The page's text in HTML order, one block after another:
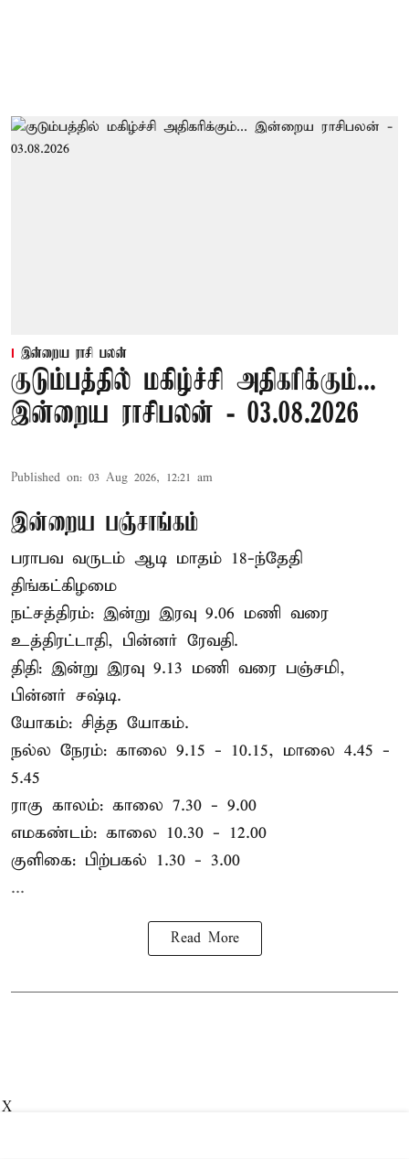
இன்றைய ராசி பலன்
குடும்பத்தில் மகிழ்ச்சி அதிகரிக்கும்...
இன்றைய ராசிபலன் - 03.08.2026
Published on: 03 Aug 2026, 12:21 am
இன்றைய பஞ்சாங்கம்
பராபவ வருடம் ஆடி மாதம் 18-ந்தேதி
திங்கட்கிழமை
நட்சத்திரம்: இன்று இரவு 9.06 மணி வரை
உத்திரட்டாதி, பின்னர் ரேவதி.
திதி: இன்று இரவு 9.13 மணி வரை பஞ்சமி,
பின்னர் சஷ்டி.
யோகம்: சித்த யோகம்.
நல்ல நேரம்: காலை 9.15 - 10.15, மாலை 4.45 -
5.45
ராகு காலம்: காலை 7.30 - 9.00
எமகண்டம்: காலை 10.30 - 12.00
குளிகை: பிற்பகல் 1.30 - 3.00
...
Read More
X